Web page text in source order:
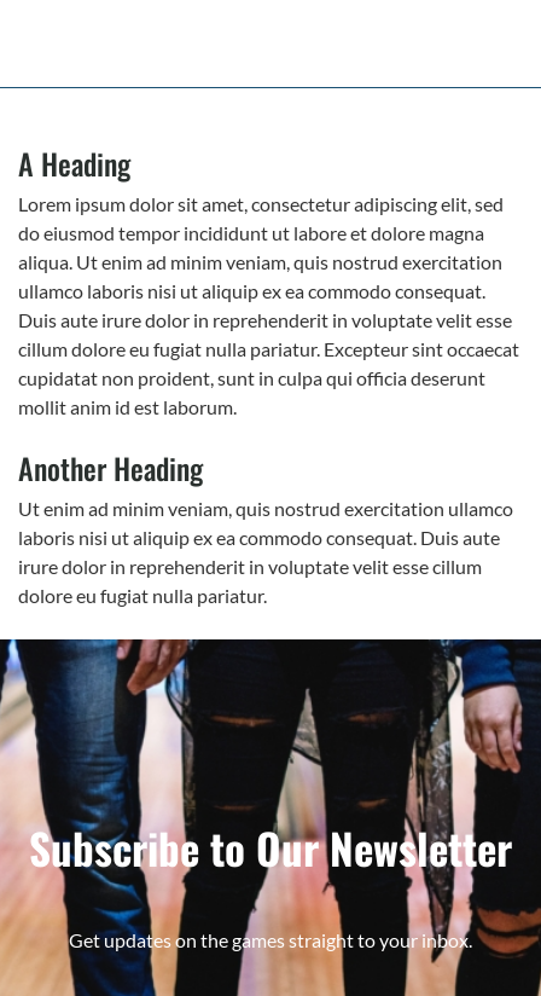
A Heading
Lorem ipsum dolor sit amet, consectetur adipiscing elit, sed
do eiusmod tempor incididunt ut labore et dolore magna
aliqua. Ut enim ad minim veniam, quis nostrud exercitation
ullamco laboris nisi ut aliquip ex ea commodo consequat.
Duis aute irure dolor in reprehenderit in voluptate velit esse
cillum dolore eu fugiat nulla pariatur. Excepteur sint occaecat
cupidatat non proident, sunt in culpa qui officia deserunt
mollit anim id est laborum.
Another Heading
Ut enim ad minim veniam, quis nostrud exercitation ullamco
laboris nisi ut aliquip ex ea commodo consequat. Duis aute
irure dolor in reprehenderit in voluptate velit esse cillum
dolore eu fugiat nulla pariatur.
Subscribe to Our Newsletter
Get updates on the games straight to your inbox.